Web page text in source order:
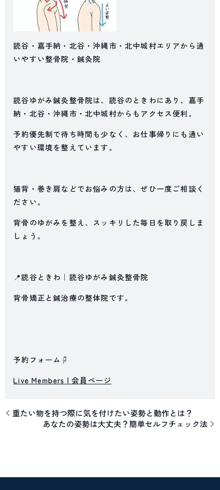
読谷・嘉手納・北谷・沖縄市・北中城村エリアから通
いやすい整骨院・鍼灸院
読谷ゆがみ鍼灸整骨院は、読谷のときわにあり、嘉手
納・北谷・沖縄市・北中城村からもアクセス便利。
予約優先制で待ち時間も少なく、お仕事帰りにも通い
やすい環境を整えています。
猫背・巻き肩などでお悩みの方は、ぜひ一度ご相談く
ださい。
背骨のゆがみを整え、スッキリした毎日を取り戻しま
しょう。
📍読谷ときわ｜読谷ゆがみ鍼灸整骨院
背骨矯正と鍼治療の整体院です。
予約フォーム☟
Live Members | 会員ページ
重たい物を持つ際に気を付けたい姿勢と動作とは？
あなたの姿勢は大丈夫？簡単セルフチェック法